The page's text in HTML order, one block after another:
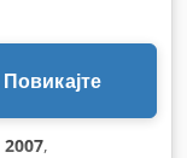
Повикајте
2007,